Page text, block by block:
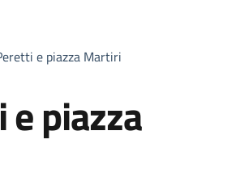
e piazza Martiri
piazza